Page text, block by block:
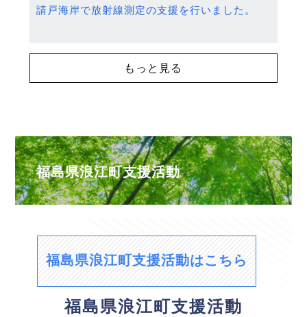
請戸海岸で放射線測定の支援を行いました。
もっと見る
福島県浪江町支援活動
福島県浪江町支援活動はこちら
福島県浪江町支援活動